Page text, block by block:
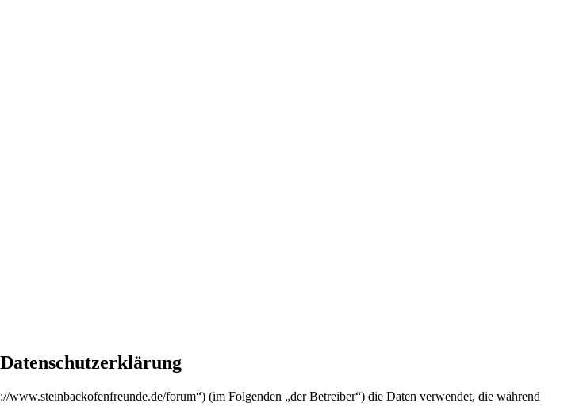
forum“) (im Folgenden „der Betreiber“) die Daten verwendet, die während